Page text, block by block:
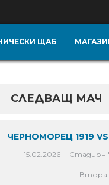
ЩАБ
СЛЕДВАЩ МАЧ
ЧЕРНОМОРЕЦ 1919
15.02.2026 Стадион
Втора